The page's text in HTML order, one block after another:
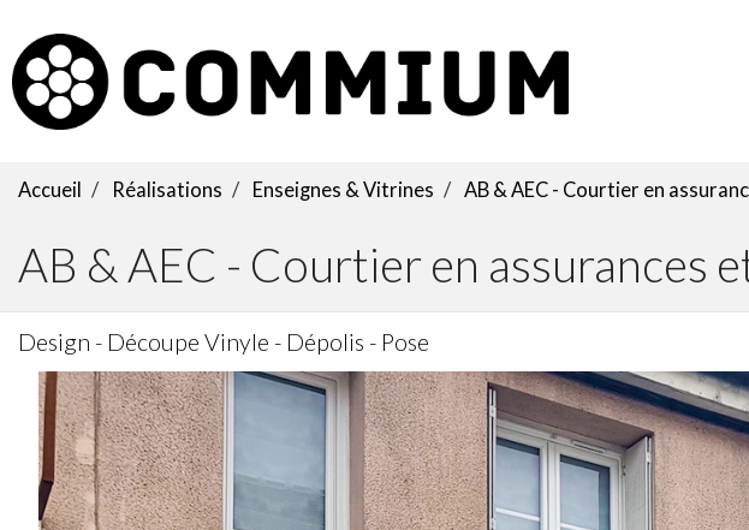
Accueil Réalisations Enseignes & Vitrines AB & AEC - Courtier en
AB & AEC - Courtier en assurances
Design - Découpe Vinyle - Dépolis - Pose